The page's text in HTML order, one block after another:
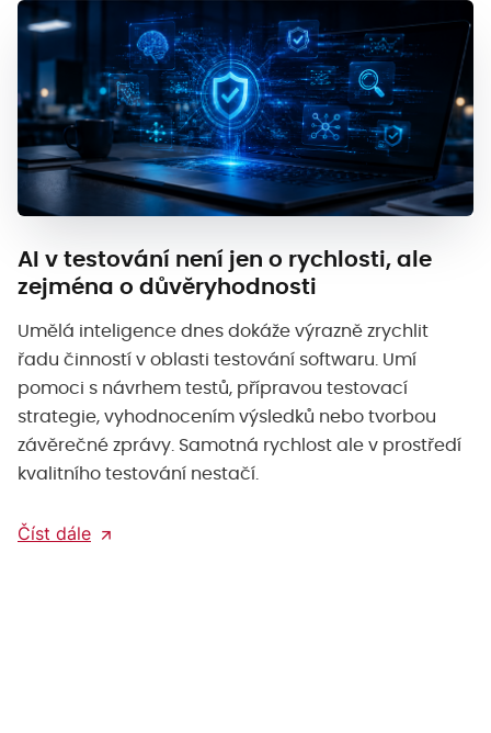
AI v testování není jen o rychlosti, ale
zejména o důvěryhodnosti
Umělá inteligence dnes dokáže výrazně zrychlit
řadu činností v oblasti testování softwaru. Umí
pomoci s návrhem testů, přípravou testovací
strategie, vyhodnocením výsledků nebo tvorbou
závěrečné zprávy. Samotná rychlost ale v prostředí
kvalitního testování nestačí.
Číst dále